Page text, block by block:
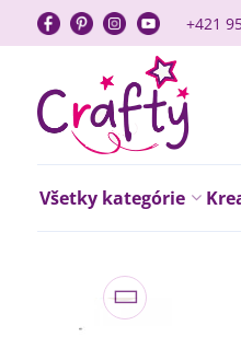
+421
Všetky kategórie